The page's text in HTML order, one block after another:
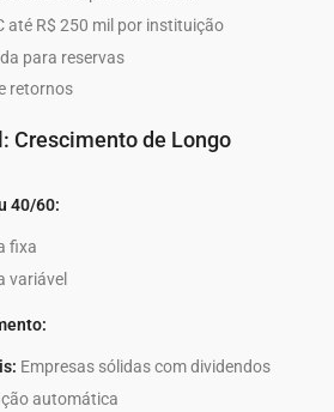
até R$ 250 mil por instituição
para reservas
retornos
Crescimento de Longo
40/60:
fixa
variável
Empresas sólidas com dividendos
automática